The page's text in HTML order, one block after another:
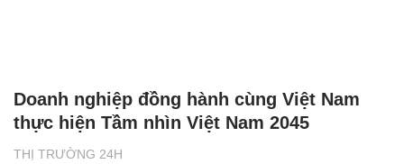
THỊ TRƯỜNG 24H
Doanh nghiệp đồng hành cùng Việt Nam
thực hiện Tầm nhìn Việt Nam 2045